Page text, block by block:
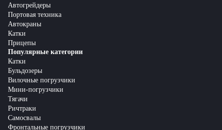
Автогрейдеры
Портовая техника
Автокраны
Катки
Прицепы
Популярные категории
Катки
Бульдозеры
Вилочные погрузчики
Мини-погрузчики
Тягачи
Ричтраки
Самосвалы
Фронтальные погрузчики